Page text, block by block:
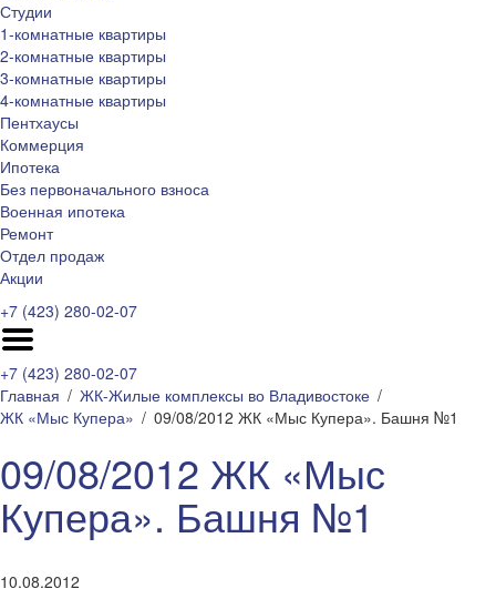
Студии
1-комнатные квартиры
2-комнатные квартиры
3-комнатные квартиры
4-комнатные квартиры
Пентхаусы
Коммерция
Ипотека
Без первоначального взноса
Военная ипотека
Ремонт
Отдел продаж
Акции
+7 (423) 280-02-07
+7 (423) 280-02-07
Главная
ЖК-Жилые комплексы во Владивостоке
ЖК «Мыс Купера»
09/08/2012 ЖК «Мыс Купера». Башня №1
09/08/2012 ЖК «Мыс
Купера». Башня №1
10.08.2012